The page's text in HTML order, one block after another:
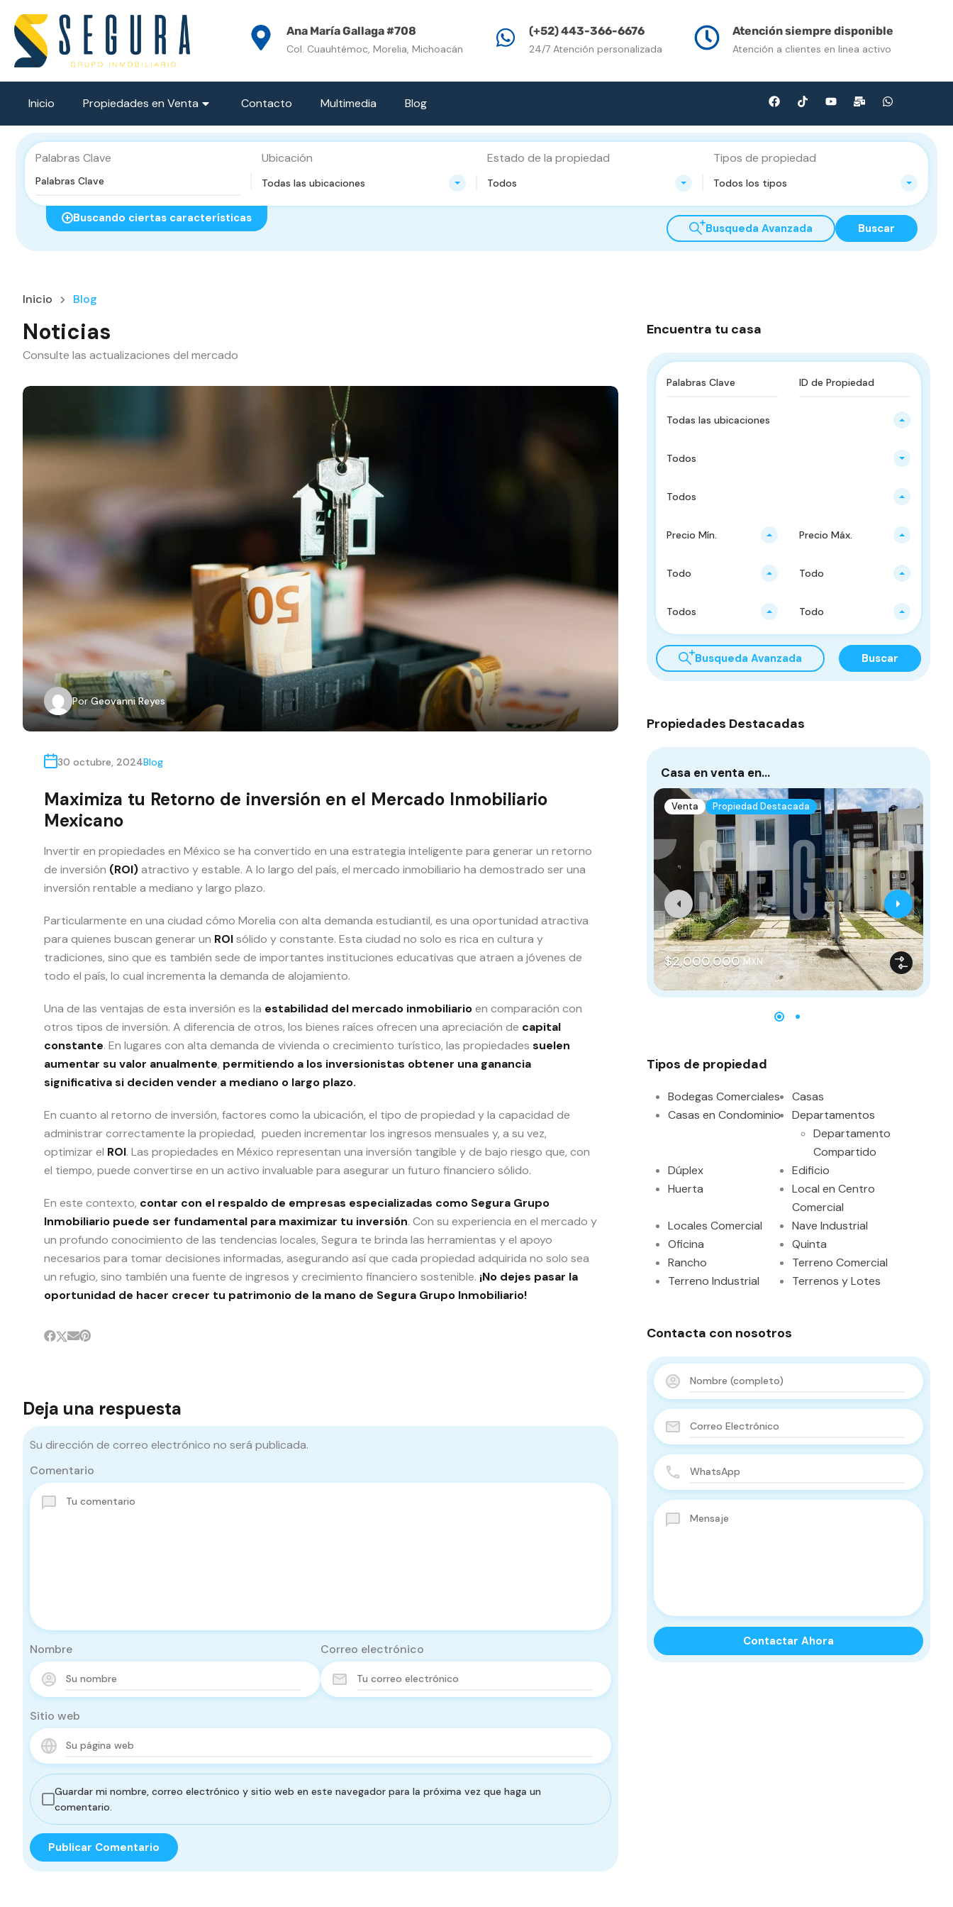
Propiedades en Venta Contacto Multimedia
Ana María Gallaga #708
Col. Cuauhtémoc, Morelia, Michoacán
(+52) 443-366-6676
24/7 Atención personalizada
Atención siempre disponible
Atención a clientes en linea activo
Inicio Propiedades en Venta Contacto Multimedia Blog
Palabras Clave Ubicación
Todas las ubicaciones
Estado de la propiedad
Todos
Tipos de propiedad
Todos los tipos
Buscando ciertas características
Busqueda Avanzada Buscar
Inicio Blog
Noticias
Consulte las actualizaciones del mercado
Por Geovanni Reyes
30 octubre, 2024Blog
Maximiza tu Retorno de inversión en el Mercado Inmobiliario
Mexicano
Invertir en propiedades en México se ha convertido en una estrategia inteligente para generar un retorno
de inversión (ROI)atractivo y estable. A lo largo del país, el mercado inmobiliario ha demostrado ser una
inversión rentable a mediano y largo plazo.
Particularmente en una ciudad cómo Morelia con alta demanda estudiantil, es una oportunidad atractiva
para quienes buscan generar un ROIsólido y constante. Esta ciudad no solo es rica en cultura y
tradiciones, sino que es también sede de importantes instituciones educativas que atraen a jóvenes de
todo el país, lo cual incrementa la demanda de alojamiento.
Una de las ventajas de esta inversión es la estabilidad del mercado inmobiliarioen comparación con
otros tipos de inversión. A diferencia de otros, los bienes raíces ofrecen una apreciación de capital
constante. En lugares con alta demanda de vivienda o crecimiento turístico, las propiedades suelen
aumentar su valor anualmente, permitiendo a los inversionistas obtener una ganancia
significativa si deciden vender a mediano o largo plazo.
En cuanto al retorno de inversión, factores como la ubicación, el tipo de propiedad y la capacidad de
administrar correctamente la propiedad, pueden incrementar los ingresos mensuales y, a su vez,
optimizar el ROI. Las propiedades en México representan una inversión tangible y de bajo riesgo que, con
el tiempo, puede convertirse en un activo invaluable para asegurar un futuro financiero sólido.
En este contexto, contar con el respaldo de empresas especializadas como Segura Grupo
Inmobiliario puede ser fundamental para maximizar tu inversión. Con su experiencia en el mercado y
un profundo conocimiento de las tendencias locales, Segura te brinda las herramientas y el apoyo
necesarios para tomar decisiones informadas, asegurando así que cada propiedad adquirida no solo sea
un refugio, sino también una fuente de ingresos y crecimiento financiero sostenible. ¡No dejes pasar la
oportunidad de hacer crecer tu patrimonio de la mano de Segura Grupo Inmobiliario!
Deja una respuesta
Su dirección de correo electrónico no será publicada.
Comentario
Nombre Correo electrónico
Sitio web
Guardar mi nombre, correo electrónico y sitio web en este navegador para la próxima vez que haga un
comentario.
Encuentra tu casa
Todas las ubicaciones
Todos
Todos
Precio Mín. Precio Máx.
Todo Todo
Todos Todo
Busqueda Avanzada Buscar
Propiedades Destacadas
Casa en venta en…
Venta Propiedad Destacada
$2,000,000 MXN
Tipos de propiedad
Bodegas Comerciales
Casas
Casas en Condominio
Departamentos
Departamento
Compartido
Dúplex
Edificio
Huerta
Local en Centro
Comercial
Locales Comercial
Nave Industrial
Oficina
Quinta
Rancho
Terreno Comercial
Terreno Industrial
Terrenos y Lotes
Contacta con nosotros